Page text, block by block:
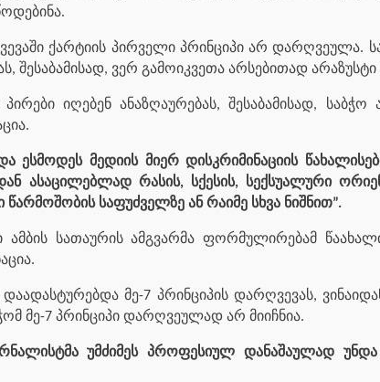
ქარტიის პირველი პრინციპი არ დარღვეულა.
შესაბამისად, ვერ გამოიკვეთა არსებითად
იღებენ ანაზღაურებას, შესაბამისად,
ესმოდეს მედიის მიერ დისკრიმინაციის
ასაცილებლად რასის, სქესის, სექსუალური
საფუძველზე ან რაიმე სხვა ნიშნით”.
ამბის სათაურის ამგვარმა ფორმულირებამ
მე-7 პრინციპის დარღვევას,
მე-7 პრინციპი დარღვეულად არ მიიჩნია.
უმძიმეს პროფესიულ დანაშაულად უნდა